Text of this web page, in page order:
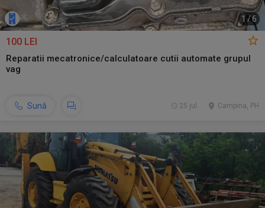
1/6
100 LEI
Reparatii mecatronice/calculatoare cutii automate grupul
vag
Sună Campina, PH
25 jul.